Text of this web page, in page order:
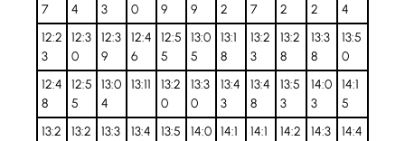
7
4
3
0
9
9
2
7
2
2
4
12:2
3
12:3
0
12:3
9
12:4
6
12:5
5
13:0
5
13:1
8
13:2
3
13:2
8
13:3
8
13:5
0
12:4
8
12:5
5
13:0
4
13:11
13:2
0
13:3
0
13:4
3
13:4
8
13:5
3
14:0
3
14:1
5
13:2
13:2
13:3
13:4
13:5
14:0 14:1
14:1
14:2
14:3
14:4